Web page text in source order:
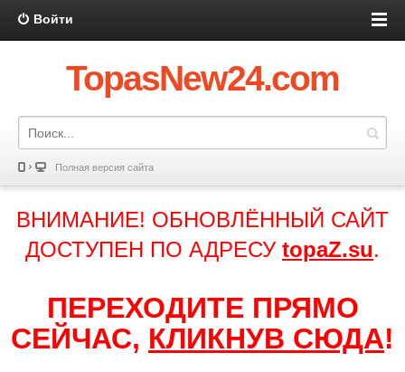
Войти
TopasNew24.com
Полная версия сайта
ВНИМАНИЕ! ОБНОВЛЁННЫЙ САЙТ
ДОСТУПЕН ПО АДРЕСУ topaZ.su.
ПЕРЕХОДИТЕ ПРЯМО
СЕЙЧАС, КЛИКНУВ СЮДА!